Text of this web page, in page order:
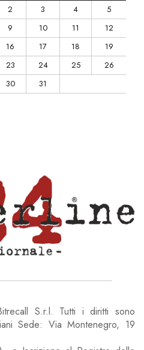
2 3 4
5
9 10 11
12
16 17 18
19
23 24 25
26
30 31
S.r.l. Tutti i diritti sono
Sede: Via Montenegro, 19